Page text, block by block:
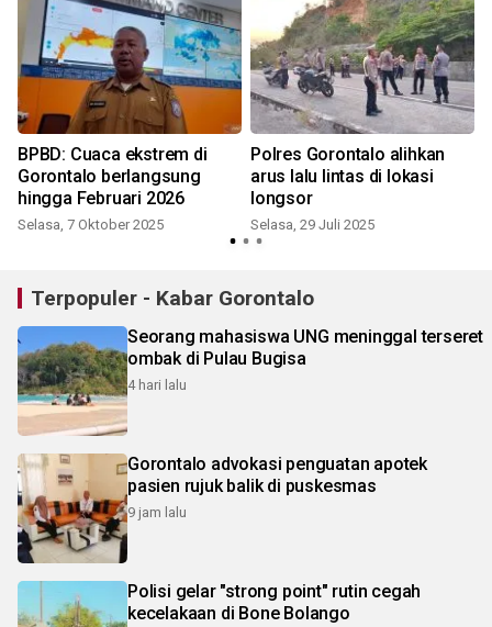
BPBD: Cuaca ekstrem di
Gorontalo berlangsung
hingga Februari 2026
Selasa, 7 Oktober 2025
Polres Gorontalo alihkan
arus lalu lintas di lokasi
longsor
Selasa, 29 Juli 2025
Terpopuler - Kabar Gorontalo
Seorang mahasiswa UNG meninggal terseret
ombak di Pulau Bugisa
4 hari lalu
Gorontalo advokasi penguatan apotek
pasien rujuk balik di puskesmas
9 jam lalu
Polisi gelar "strong point" rutin cegah
kecelakaan di Bone Bolango